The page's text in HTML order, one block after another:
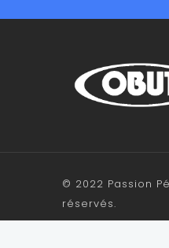
© 2022 Passion
réservés.